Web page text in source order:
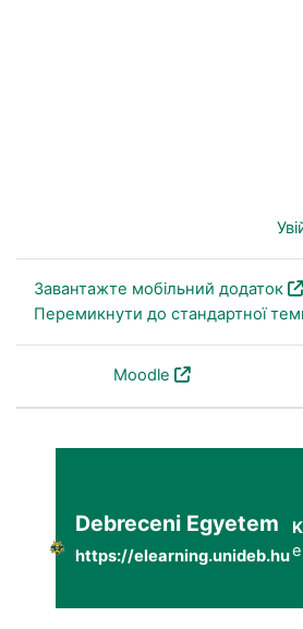
Завантажте мобільний додаток
Перемикнути до стандартної
Moodle
Debreceni Egyetem
https://elearning.unideb.hu